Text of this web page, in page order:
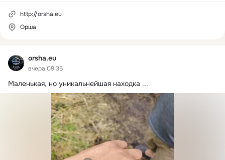
orsha.eu
вчера 09:35
Маленькая, но уникальнейшая находка ...
http://orsha.eu
Орша